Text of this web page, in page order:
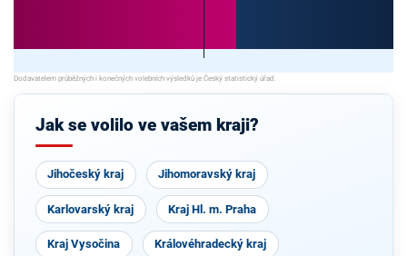
Jak se volilo ve vašem kraji?
Jihočeský kraj Jihomoravský kraj
Karlovarský kraj Kraj Hl. m. Praha
Kraj Vysočina Královéhradecký kraj